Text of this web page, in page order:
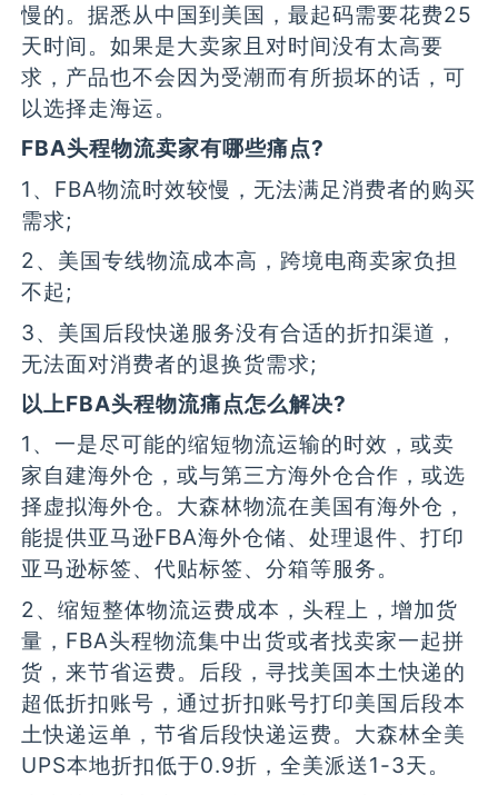
慢的。据悉从中国到美国，最起码需要花费25
天时间。如果是大卖家且对时间没有太高要
求，产品也不会因为受潮而有所损坏的话，可
以选择走海运。
FBA头程物流卖家有哪些痛点?
1、FBA物流时效较慢，无法满足消费者的购买
需求;
2、美国专线物流成本高，跨境电商卖家负担
不起;
3、美国后段快递服务没有合适的折扣渠道，
无法面对消费者的退换货需求;
以上FBA头程物流痛点怎么解决?
1、一是尽可能的缩短物流运输的时效，或卖
家自建海外仓，或与第三方海外仓合作，或选
择虚拟海外仓。大森林物流在美国有海外仓，
能提供亚马逊FBA海外仓储、处理退件、打印
亚马逊标签、代贴标签、分箱等服务。
2、缩短整体物流运费成本，头程上，增加货
量，FBA头程物流集中出货或者找卖家一起拼
货，来节省运费。后段，寻找美国本土快递的
超低折扣账号，通过折扣账号打印美国后段本
土快递运单，节省后段快递运费。大森林全美
UPS本地折扣低于0.9折，全美派送1-3天。